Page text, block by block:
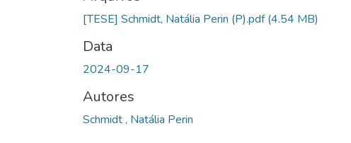
[TESE] Schmidt, Natália Perin (P).pdf(4.54 MB)
Data
2024-09-17
Autores
Schmidt , Natália Perin